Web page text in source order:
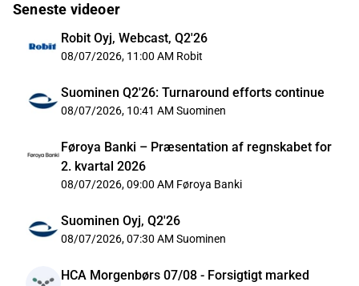
Seneste videoer
Robit Oyj, Webcast, Q2'26
08/07/2026, 11:00 AM Robit
Suominen Q2'26: Turnaround efforts continue
08/07/2026, 10:41 AM Suominen
Føroya Banki – Præsentation af regnskabet for
2. kvartal 2026
08/07/2026, 09:00 AM Føroya Banki
Suominen Oyj, Q2'26
08/07/2026, 07:30 AM Suominen
HCA Morgenbørs 07/08 - Forsigtigt marked